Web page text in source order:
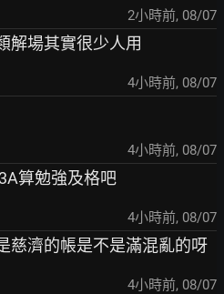
2小時前, 08/07
解場其實很少人用
4小時前, 08/07
4小時前, 08/07
算勉強及格吧
4小時前, 08/07
慈濟的帳是不是滿混亂的呀
4小時前, 08/07